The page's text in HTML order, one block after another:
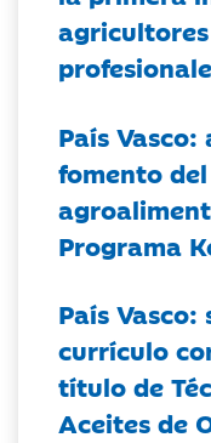
País
fomento
Programa
País Vasco:
currículo
título de
Aceites de